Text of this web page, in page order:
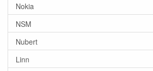
Nokia
NSM
Nubert
Linn